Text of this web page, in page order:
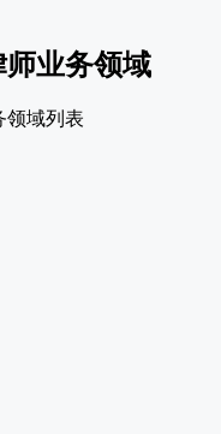
业务领域
领域列表